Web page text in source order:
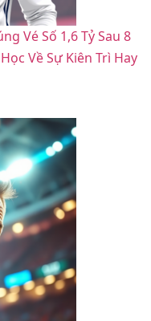
Vé Số 1,6 Tỷ Sau 8
Về Sự Kiên Trì Hay